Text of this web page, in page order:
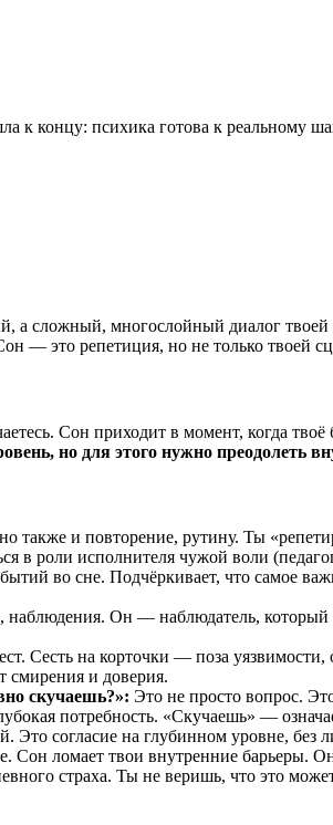
к концу: психика готова к
а сложный, многослойный диалог
— это репетиция, но не только твоей
Сон приходит в момент, когда
но для этого нужно преодолеть
также и повторение, рутину. Ты
в роли исполнителя чужой воли
во сне. Подчёркивает, что самое
наблюдения. Он — наблюдатель,
Сесть на корточки — поза уязвимости,
смирения и доверия.
скучаешь?»: Это не просто вопрос.
потребность. «Скучаешь» —
Это согласие на глубинном уровне, без
Сон ломает твои внутренние барьеры.
страха. Ты не веришь, что это